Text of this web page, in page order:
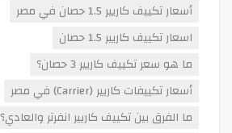
أسعار تكييف كاريير 1.5 حصان في مصر
اسعار تكييف كاريير 1.5 حصان
ما هو سعر تكييف كاريير 3 حصان؟
أسعار تكييفات كاريير (Carrier) في مصر
ما الفرق بين تكييف كاريير انفرتر والعادي؟